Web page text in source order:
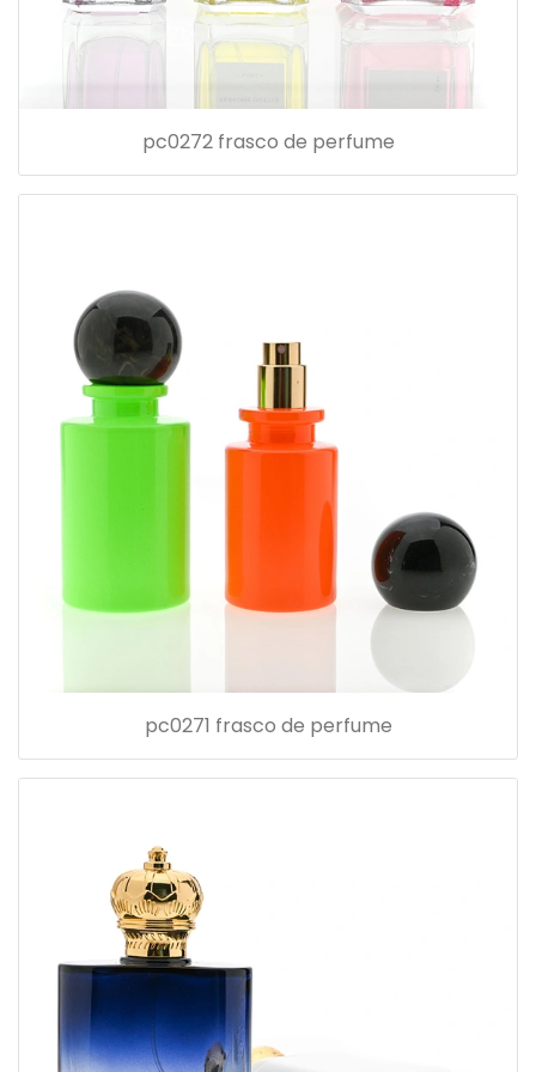
pc0272 frasco de perfume
pc0271 frasco de perfume